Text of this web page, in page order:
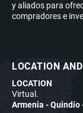
y aliados para
compradores e
LOCATION
LOCATION
Virtual.
Armenia - Quindío